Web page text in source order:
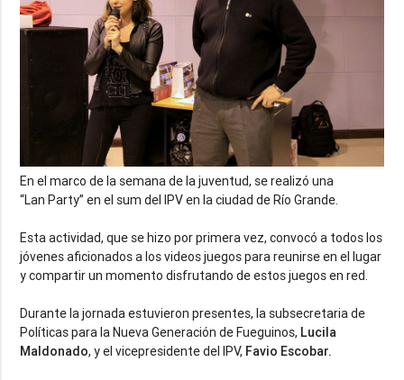
En el marco de la semana de la juventud, se realizó una
“Lan Party” en el sum del IPV en la ciudad de Río Grande.
Esta actividad, que se hizo por primera vez, convocó a todos los
jóvenes aficionados a los videos juegos para reunirse en el lugar
y compartir un momento disfrutando de estos juegos en red.
Durante la jornada estuvieron presentes, la subsecretaria de
Políticas para la Nueva Generación de Fueguinos, Lucila
Maldonado, y el vicepresidente del IPV, Favio Escobar.